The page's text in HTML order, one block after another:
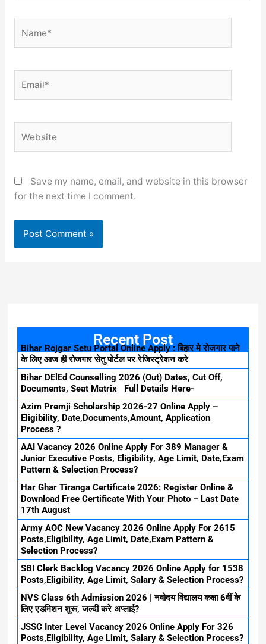
Save my name, email, and website in this browser
for the next time I comment.
Recent Post
Bihar Rojgar Setu Portal Online Apply : बिहार मे रोजगार पाने
के लिए आज ही रोजगार सेतु पोर्टल पर रेजिस्ट्रेशन करे
Bihar DElEd Counselling 2026 (Out) Dates, Cut Off,
Documents, Seat Matrix Full Details Here-
Azim Premji Scholarship 2026-27 Online Apply –
Eligibility, Date,Documents,Amount, Application
Process ?
AAI Vacancy 2026 Online Apply For 389 Manager &
Junior Executive Posts, Eligibility, Age Limit, Date,Exam
Pattern & Selection Process?
Har Ghar Tiranga Certificate 2026: Register Online &
Download Free Certificate With Your Photo – Last Date
17th August
Army AOC New Vacancy 2026 Online Apply For 2615
Posts,Eligibility, Age Limit, Date,Exam Pattern &
Selection Process?
SBI Clerk Backlog Vacancy 2026 Online Apply for 1538
Posts,Eligibility, Age Limit, Salary & Selection Process?
NVS Class 6th Admission 2026 | नवोदय विद्यालय कक्षा 6वीं के
लिए एडमिशन शुरू, जल्दी करे अप्लाई?
JSSC Inter Level Vacancy 2026 Online Apply For 326
Posts,Eligibility, Age Limit, Salary & Selection Process?